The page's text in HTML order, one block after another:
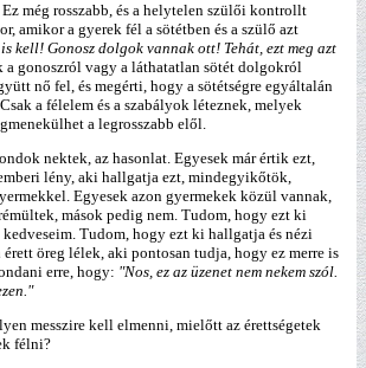
még rosszabb, és a helytelen szülői kontrollt
amikor a gyerek fél a sötétben és a szülő azt
kell! Gonosz dolgok vannak ott! Tehát, ezt meg azt
a gonoszról vagy a láthatatlan sötét dolgokról
nő fel, és megérti, hogy a sötétségre egyáltalán
a félelem és a szabályok léteznek, melyek
a legrosszabb elől.
nektek, az hasonlat. Egyesek már értik ezt,
lény, aki hallgatja ezt, mindegyikőtök,
Egyesek azon gyermekek közül vannak,
mások pedig nem. Tudom, hogy ezt ki
Tudom, hogy ezt ki hallgatja és nézi
érett öreg lélek, aki pontosan tudja, hogy ez merre is
erre, hogy: "Nos, ez az üzenet nem nekem szól.
messzire kell elmenni, mielőtt az érettségetek
félni?